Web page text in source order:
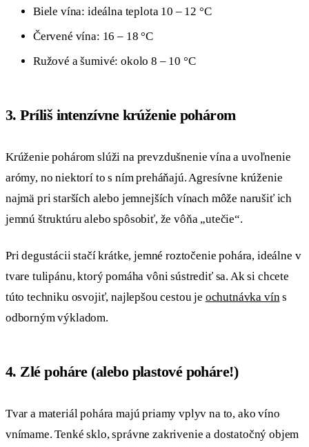
Biele vína: ideálna teplota 10 – 12 °C
Červené vína: 16 – 18 °C
Ružové a šumivé: okolo 8 – 10 °C
3. Príliš intenzívne krúženie pohárom
Krúženie pohárom slúži na prevzdušnenie vína a uvoľnenie
arómy, no niektorí to s ním preháňajú. Agresívne krúženie
najmä pri starších alebo jemnejších vínach môže narušiť ich
jemnú štruktúru alebo spôsobiť, že vôňa „utečie“.
Pri degustácii stačí krátke, jemné roztočenie pohára, ideálne v
tvare tulipánu, ktorý pomáha vôni sústrediť sa. Ak si chcete
túto techniku osvojiť, najlepšou cestou je ochutnávka víns
odborným výkladom.
4. Zlé poháre (alebo plastové poháre!)
Tvar a materiál pohára majú priamy vplyv na to, ako víno
vnímame. Tenké sklo, správne zakrivenie a dostatočný objem